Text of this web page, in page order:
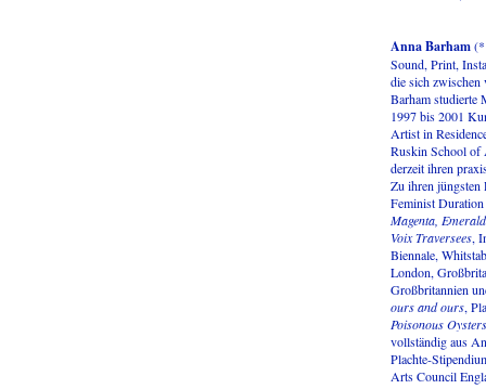
Anna Barham
Sound, Print,
die sich zwischen
Barham studierte
1997 bis 2001
Artist in
Ruskin School of
derzeit ihren
Zu ihren jüngsten
Feminist
Magenta,
Voix Traversees,
Biennale,
London,
Großbritannien
ours and ours,
Poisonous Oysters
vollständig aus
Plachte-
Arts Council